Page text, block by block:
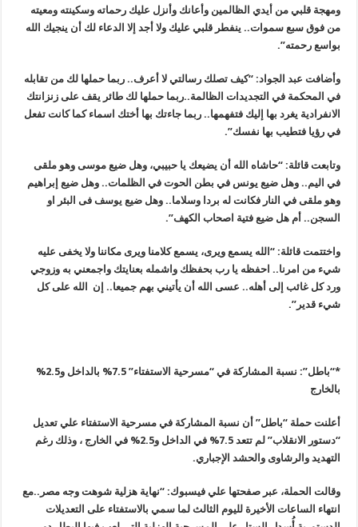
ومهجة قلبي من أيدي الظالمين وأعانك وأنزل عليك رحماته وسكينته ومعيته
من فوق سبع سموات.. ينفطر قلبي عليك ولا أجد إلا الدعاء لك أن ينجيك الله
بواسع رحمته”.
وأضافت عبد الجواد: “كيف تصلك رسالتي لا أعرف.. ربما حملها لك من تقابله
في المحكمة في التجديدات الظالمة..ربما حملها لك طائر يقف على زنزانتك
الانفرادية يغرد بها إليك فتفهمها.. ربما جاءتك بها أختك اسماء كما كانت تفعل
في رؤيا فتطيب بها نفسك”.
وتابعت قائلة: “حاشاه الله أن يضيعك يا حبيبي، وهل ضيع موسى وهو ملقى
في اليم.. وهل ضيع يونس في بطن الحوت في الظلمات.. وهل ضيع إبراهيم
وهو ملقى في النار فكانت له بردا وسلاما.. وهل ضيع يوسف فى البئر او
السجن.. أم هل ضيع فتية اصحاب الكهف”.
واختتمت قائلة: “الله يسمع ويرى، يسمع كلامنا ويرى مكاننا ولا يخفى عليه
شيء من امرنا.. احفظه يا رب بحفظك واشمله بعنايتك واجمعني به وزوجي
ورد كل غائب إلى أهله.. عسى الله أن يأتيني بهم جميعا.. إن الله على كل
شيء قدير”.
*
“باطل”: نسبة المشاركة في “مسرحية الاستفتاء” 7.5% بالداخل و2.5%
بالخارج
أعلنت حملة “باطل” أن نسبة المشاركة في مسرحية الاستفتاء علي تعديل
“دستور الانقلاب” لم تتعد 7.5% في الداخل و2.5% في الخارج ، وذلك رغم
التهديد والرشاوى والحشد الإجباري.
وقالت الحملة، عبر صفحتها علي فيسبوك: “نهاية هزلية شوهت وجه مصر..مع
انتهاء الساعات الأخيرة لليوم الثالث لما سمي بالاستفتاء على التعديلات